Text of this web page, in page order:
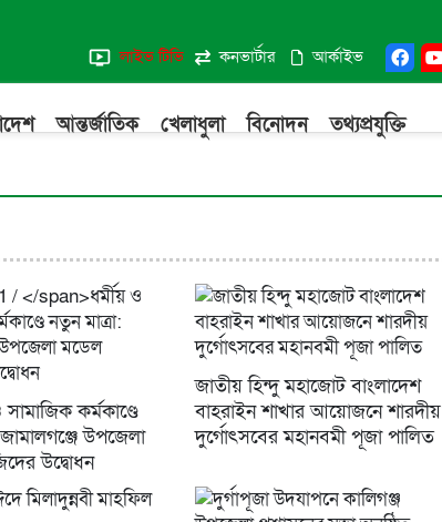
লাইভ টিভি
কনভার্টার আর্কাইভ
আন্তর্জাতিক খেলাধুলা বিনোদন তথ্যপ্রযুক্তি
সামাজিক কর্মকাণ্ডে
উপজেলা
উদ্বোধন
জাতীয় হিন্দু মহাজোট বাংলাদেশ
বাহরাইন শাখার আয়োজনে শারদীয়
দুর্গোৎসবের মহানবমী পূজা পালিত